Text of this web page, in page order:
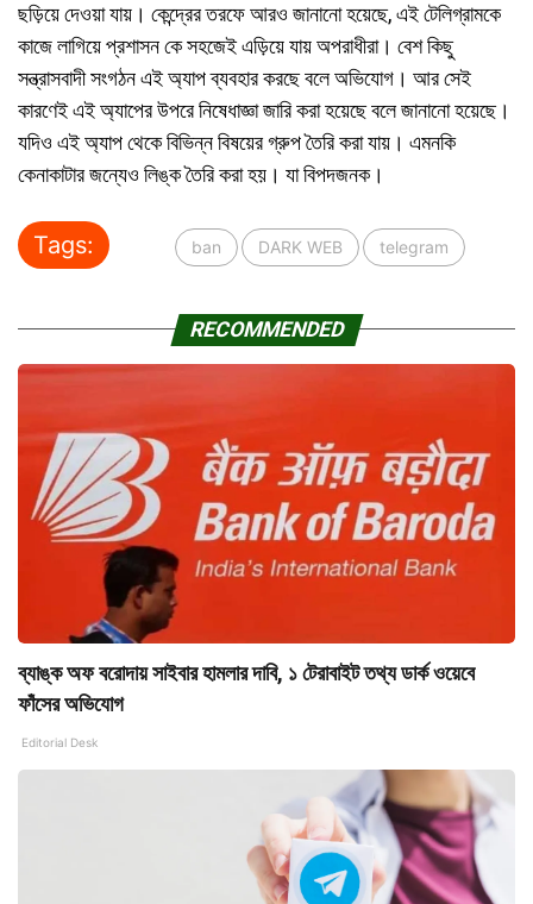
ছড়িয়ে দেওয়া যায়। কেন্দ্রের তরফে আরও জানানো হয়েছে, এই টেলিগ্রামকে
কাজে লাগিয়ে প্রশাসন কে সহজেই এড়িয়ে যায় অপরাধীরা। বেশ কিছু
সন্ত্রাসবাদী সংগঠন এই অ্যাপ ব্যবহার করছে বলে অভিযোগ। আর সেই
কারণেই এই অ্যাপের উপরে নিষেধাজ্ঞা জারি করা হয়েছে বলে জানানো হয়েছে।
যদিও এই অ্যাপ থেকে বিভিন্ন বিষয়ের গ্রুপ তৈরি করা যায়। এমনকি
কেনাকাটার জন্যেও লিঙ্ক তৈরি করা হয়। যা বিপদজনক।
Tags: ban DARK WEB telegram
RECOMMENDED
ব্যাঙ্ক অফ বরোদায় সাইবার হামলার দাবি, ১ টেরাবাইট তথ্য ডার্ক ওয়েবে
ফাঁসের অভিযোগ
Editorial Desk